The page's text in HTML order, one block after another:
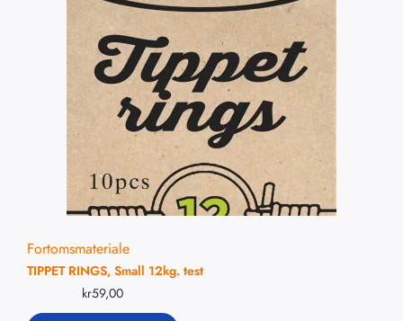
Fortomsmateriale
TIPPET RINGS, Small 12kg. test
kr59,00